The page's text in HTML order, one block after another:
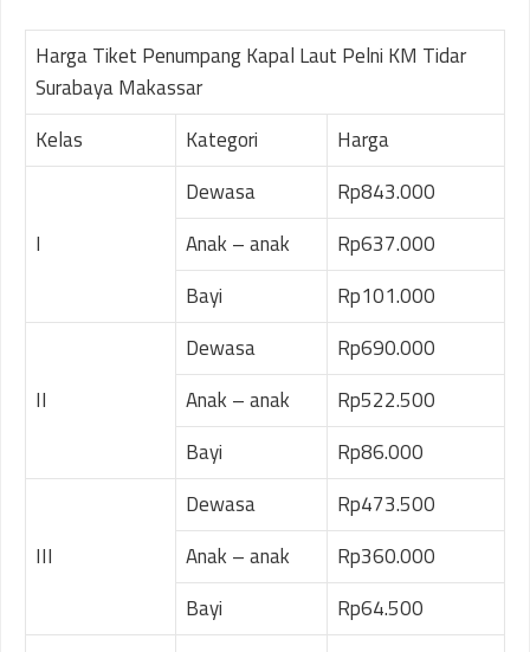
Harga Tiket Penumpang Kapal Laut Pelni KM Tidar
Surabaya Makassar
Kelas
Kategori Harga
I
Dewasa
Rp843.000
Anak – anak
Rp637.000
Bayi
Rp101.000
II
Dewasa
Rp690.000
Anak – anak
Rp522.500
Bayi
Rp86.000
III
Dewasa
Rp473.500
Anak – anak
Rp360.000
Bayi
Rp64.500